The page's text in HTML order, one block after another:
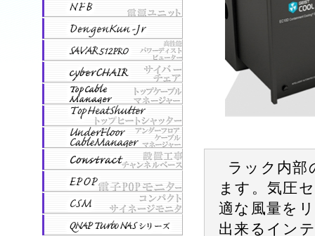
ラック内部
ます。気圧
適な風量を
出来るイン